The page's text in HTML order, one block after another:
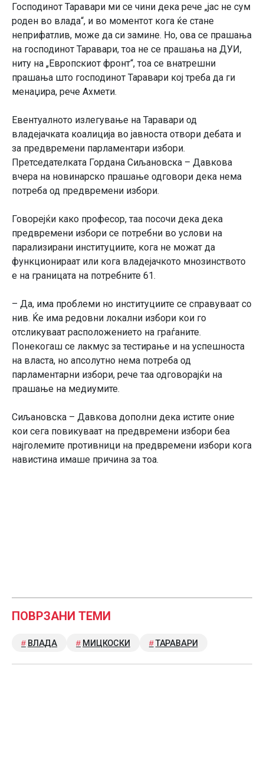
Господинот Таравари ми се чини дека рече „јас не сум
роден во влада“, и во моментот кога ќе стане
неприфатлив, може да си замине. Но, ова се прашања
на господинот Таравари, тоа не се прашања на ДУИ,
ниту на „Европскиот фронт“, тоа се внатрешни
прашања што господинот Таравари кој треба да ги
менаџира, рече Ахмети.
Евентуалното излегување на Таравари од
владејачката коалиција во јавноста отвори дебата и
за предвремени парламентари избори.
Претседателката Гордана Сиљановска – Давкова
вчера на новинарско прашање одговори дека нема
потреба од предвремени избори.
Говорејќи како професор, таа посочи дека дека
предвремени избори се потребни во услови на
парализирани институциите, кога не можат да
функционираат или кога владејачкото мнозинството
е на границата на потребните 61.
– Да, има проблеми но институциите се справуваат со
нив. Ќе има редовни локални избори кои го
отсликуваат расположението на граѓаните.
Понекогаш се лакмус за тестирање и на успешноста
на власта, но апсолутно нема потреба од
парламентарни избори, рече таа одговорајќи на
прашање на медиумите.
Сиљановска – Давкова дополни дека истите оние
кои сега повикуваат на предвремени избори беа
најголемите противници на предвремени избори кога
навистина имаше причина за тоа.
ПОВРЗАНИ ТЕМИ
ВЛАДА МИЦКОСКИ ТАРАВАРИ